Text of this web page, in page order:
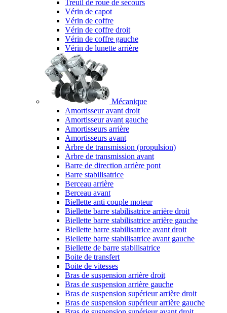
Treuil de roue de secours
Vérin de capot
Vérin de coffre
Vérin de coffre droit
Vérin de coffre gauche
Vérin de lunette arrière
Mécanique
Amortisseur avant droit
Amortisseur avant gauche
Amortisseurs arrière
Amortisseurs avant
Arbre de transmission (propulsion)
Arbre de transmission avant
Barre de direction arrière pont
Barre stabilisatrice
Berceau arrière
Berceau avant
Biellette anti couple moteur
Biellette barre stabilisatrice arrière droit
Biellette barre stabilisatrice arrière gauche
Biellette barre stabilisatrice avant droit
Biellette barre stabilisatrice avant gauche
Biellette de barre stabilisatrice
Boite de transfert
Boite de vitesses
Bras de suspension arrière droit
Bras de suspension arrière gauche
Bras de suspension supérieur arrière droit
Bras de suspension supérieur arrière gauche